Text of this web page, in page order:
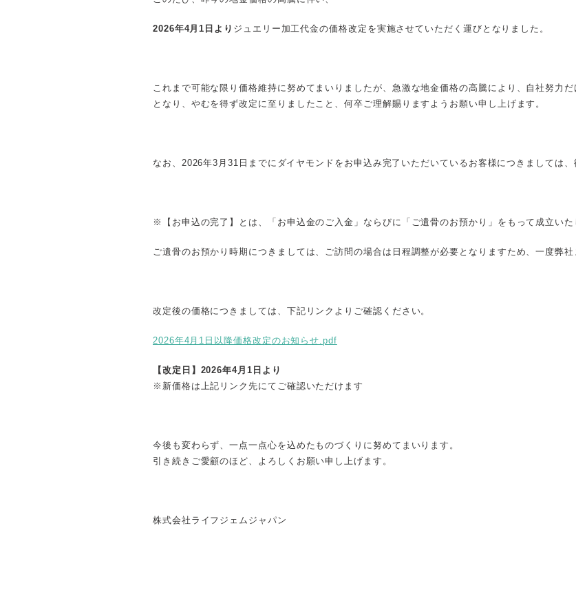
2026年4月1日より ジュエリー加工代金の価格改定を実施させていただく運びとなりました。
これまで可能な限り価格維持に努めてまいりましたが、急激な地金価格の高騰により、自社努力
となり、やむを得ず改定に至りましたこと、何卒ご理解賜りますようお願い申し上げます。
なお、2026年3月31日までにダイヤモンドをお申込み完了いただいているお客様につきましては、
※【お申込の完了】とは、「お申込金のご入金」ならびに「ご遺骨のお預かり」をもって成立いた
ご遺骨のお預かり時期につきましては、ご訪問の場合は日程調整が必要となりますため、一度弊社
改定後の価格につきましては、下記リンクよりご確認ください。
2026年4月1日以降価格改定のお知らせ.pdf
【改定日】2026年4月1日より
※新価格は上記リンク先にてご確認いただけます
今後も変わらず、一点一点心を込めたものづくりに努めてまいります。
引き続きご愛顧のほど、よろしくお願い申し上げます。
株式会社ライフジェムジャパン